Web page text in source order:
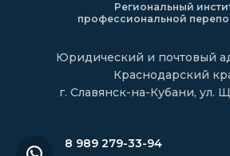
Региональный
профессиональной
Юридический и почтовый
Краснодарский
г. Славянск-на-Кубани, ул.
8 989 279-33-94